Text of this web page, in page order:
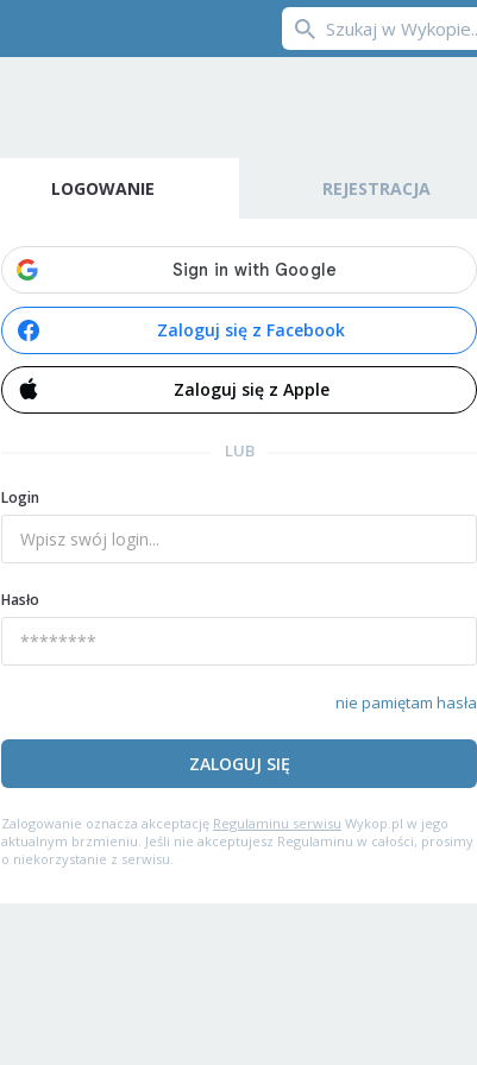
LOGOWANIE REJESTRACJA
Zaloguj się z Facebook
Zaloguj się z Apple
LUB
Login
Hasło
nie pamiętam hasła
ZALOGUJ SIĘ
Zalogowanie oznacza akceptację Regulaminu serwisu Wykop.pl w jego
aktualnym brzmieniu. Jeśli nie akceptujesz Regulaminu w całości, prosimy
o niekorzystanie z serwisu.